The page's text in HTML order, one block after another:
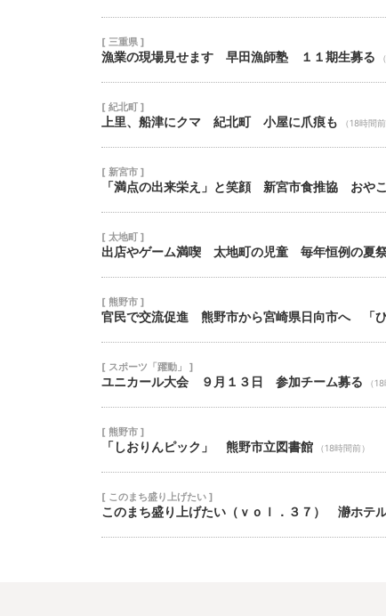
[ 三重県 ]
漁業の現場見せます 早田漁師塾 １１期生募る
[ 紀北町 ]
上里、船津にクマ 紀北町 小屋に爪痕も （18時間前
[ 新宮市 ]
「満点の出来栄え」と笑顔 新宮市食推協 おや
[ 太地町 ]
出店やゲーム満喫 太地町の児童 毎年恒例の夏
[ 熊野市 ]
官民で交流促進 熊野市から宮崎県日向市へ 「
[ スポーツ「躍動」 ]
ユニカール大会 ９月１３日 参加チーム募る （
[ 熊野市 ]
「しおりんピック」 熊野市立図書館 （18時間前）
[ このまち盛り上げたい ]
このまち盛り上げたい（ｖｏｌ．３７） 瀞ホテ